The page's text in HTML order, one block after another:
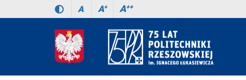
A A+ A++